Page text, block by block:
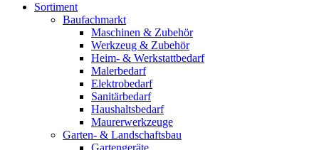
Sortiment
Baufachmarkt
Maschinen & Zubehör
Werkzeug & Zubehör
Heim- & Werkstattbedarf
Malerbedarf
Elektrobedarf
Sanitärbedarf
Haushaltsbedarf
Maurerwerkzeuge
Garten- & Landschaftsbau
Gartengeräte